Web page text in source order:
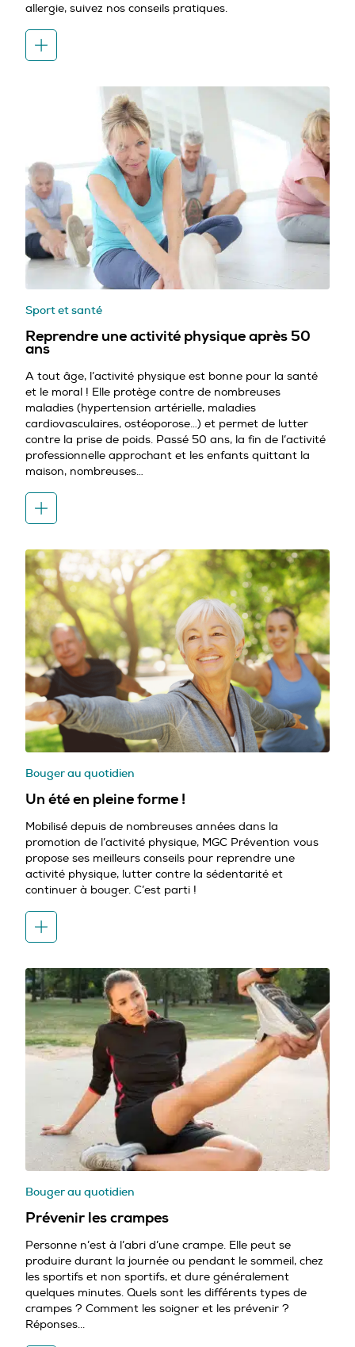
allergie, suivez nos conseils pratiques.
Sport et santé
Reprendre une activité physique après 50
ans
A tout âge, l’activité physique est bonne pour la santé
et le moral ! Elle protège contre de nombreuses
maladies (hypertension artérielle, maladies
cardiovasculaires, ostéoporose…) et permet de lutter
contre la prise de poids. Passé 50 ans, la fin de l’activité
professionnelle approchant et les enfants quittant la
maison, nombreuses…
Bouger au quotidien
Un été en pleine forme !
Mobilisé depuis de nombreuses années dans la
promotion de l’activité physique, MGC Prévention vous
propose ses meilleurs conseils pour reprendre une
activité physique, lutter contre la sédentarité et
continuer à bouger. C’est parti !
Bouger au quotidien
Prévenir les crampes
Personne n’est à l’abri d’une crampe. Elle peut se
produire durant la journée ou pendant le sommeil, chez
les sportifs et non sportifs, et dure généralement
quelques minutes. Quels sont les différents types de
crampes ? Comment les soigner et les prévenir ?
Réponses...